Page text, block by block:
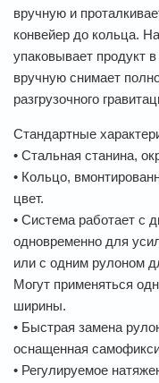
вручную и
конвейер до кольца.
упаковывает продукт
вручную снимает
разгрузочного
Стандартные
• Стальная станина,
• Кольцо,
цвет.
• Система работает с
одновременно для
или с одним рулоном
Могут применяться
ширины.
• Быстрая замена
оснащенная
• Регулируемое